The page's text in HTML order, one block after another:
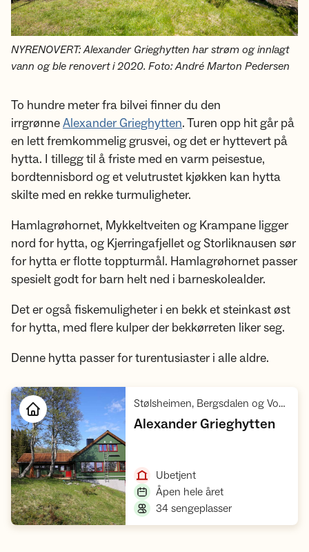
NYRENOVERT: Alexander Grieghytten har strøm og innlagt
vann og ble renovert i 2020. Foto: André Marton Pedersen
To hundre meter fra bilvei finner du den
irrgrønneAlexander Grieghytten. Turen opp hit går på
en lett fremkommelig grusvei, og det er hyttevert på
hytta. I tillegg til å friste med en varm peisestue,
bordtennisbord og et velutrustet kjøkken kan hytta
skilte med en rekke turmuligheter.
Hamlagrøhornet, Mykkeltveiten og Krampane ligger
nord for hytta, og Kjerringafjellet og Storliknausen sør
for hytta er flotte toppturmål. Hamlagrøhornet passer
spesielt godt for barn helt ned i barneskolealder.
Det er også fiskemuligheter i en bekk et steinkast øst
for hytta, med flere kulper der bekkørreten liker seg.
Denne hytta passer for turentusiaster i alle aldre.
Stølsheimen, Bergsdalen og Vossafjelli
Alexander Grieghytten,
Ubetjent,
Åpen hele året,
34 sengeplasser,